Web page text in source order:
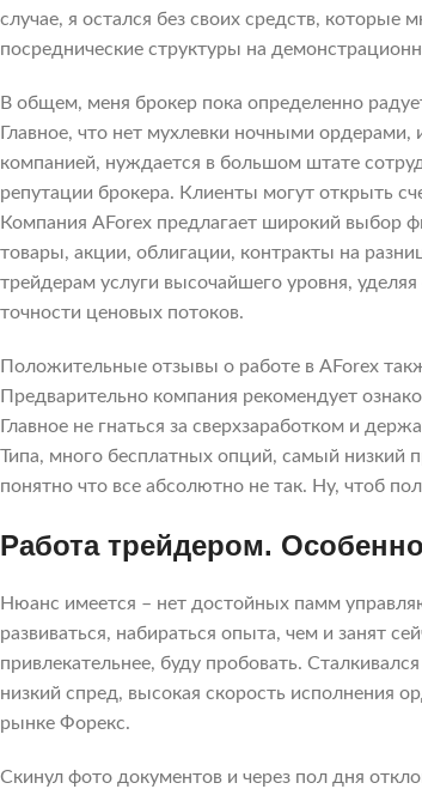
случае, я остался без своих средств,
посреднические структуры на
В общем, меня брокер пока определенно
Главное, что нет мухлевки ночными
компанией, нуждается в большом штате
репутации брокера. Клиенты могут открыть
Компания AForex предлагает широкий выбор
товары, акции, облигации, контракты на
трейдерам услуги высочайшего уровня,
точности ценовых потоков.
Положительные отзывы о работе в AForex
Предварительно компания рекомендует
Главное не гнаться за сверхзаработком и
Типа, много бесплатных опций, самый низкий
понятно что все абсолютно не так. Ну, чтоб
Работа трейдером.
Нюанс имеется – нет достойных памм
развиваться, набираться опыта, чем и занят
привлекательнее, буду пробовать.
низкий спред, высокая скорость исполнения
рынке Форекс.
Скинул фото документов и через пол дня